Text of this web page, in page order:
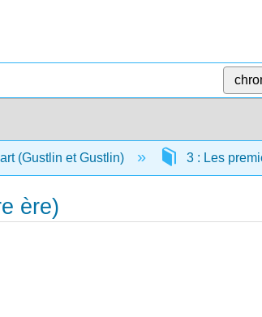
(Gustlin et Gustlin) 3 : Les
ère)